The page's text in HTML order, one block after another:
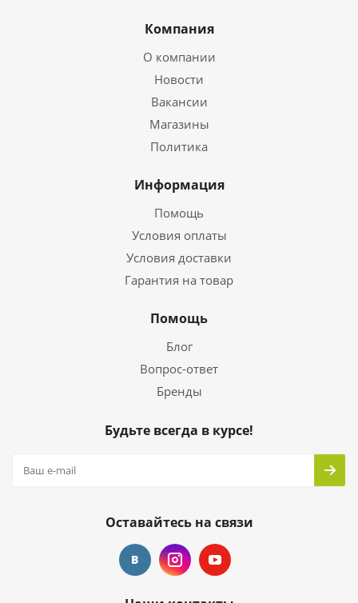
Компания
О компании
Новости
Вакансии
Магазины
Политика
Информация
Помощь
Условия оплаты
Условия доставки
Гарантия на товар
Помощь
Блог
Вопрос-ответ
Бренды
Будьте всегда в курсе!
Оставайтесь на связи